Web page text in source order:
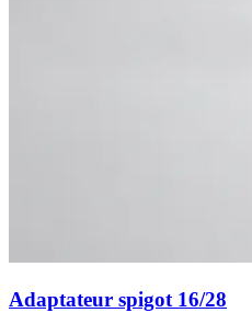
Adaptateur spigot 16/28